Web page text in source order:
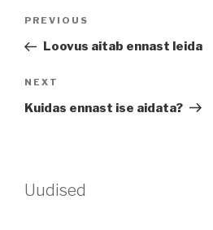
Previous
Post
PREVIOUS
Loovus aitab ennast leida
Next
Post
NEXT
Kuidas ennast ise aidata?
Uudised